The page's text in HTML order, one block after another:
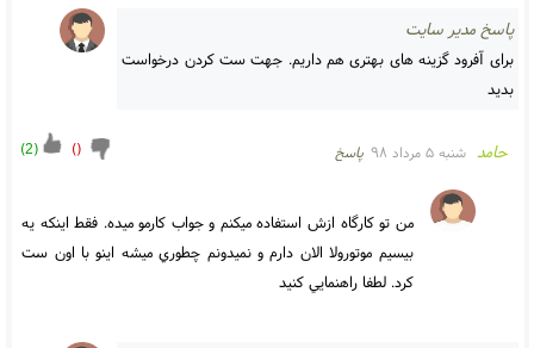
پاسخ مدیر سایت
برای آفرود گزینه های بهتری هم داریم. جهت ست کردن درخواست
بدید
حامد شنبه ۵ مرداد ۹۸ پاسخ (
2
) (
)
من تو کارگاه ازش استفاده ميکنم و جواب کارمو ميده. فقط اينکه يه
بيسيم موتورولا الان دارم و نميدونم چطوري ميشه اينو با اون ست
کرد. لطفا راهنمايي کنيد